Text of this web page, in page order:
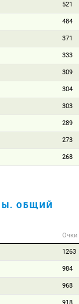
521
484
371
333
309
304
303
289
273
268
ОБЩИЙ
Очки
1263
984
968